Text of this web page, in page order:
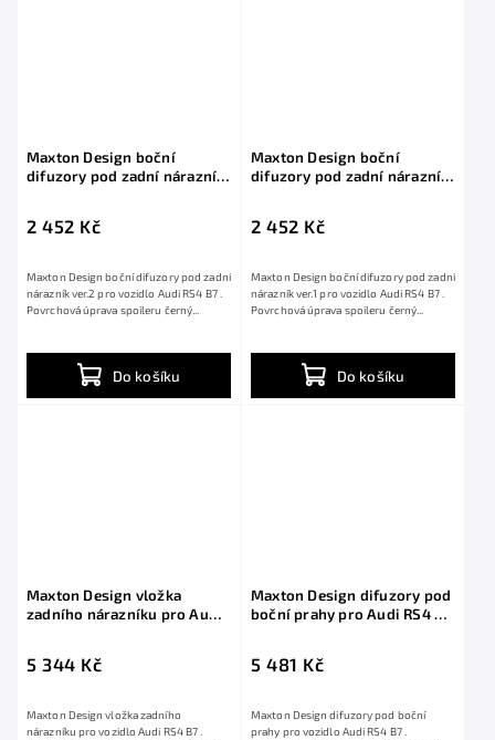
Maxton Design boční
difuzory pod zadní nárazník
2 452 Kč
Do košíku
Maxton Design boční difuzory pod zadní
nárazník ver.2 pro vozidlo Audi RS4 B7 .
Povrchová úprava spoileru černý...
Maxton Design boční
difuzory pod zadní nárazník
2 452 Kč
Do košíku
Maxton Design boční difuzory pod zadní
nárazník ver.1 pro vozidlo Audi RS4 B7 .
Povrchová úprava spoileru černý...
Maxton Design vložka
zadního nárazníku pro Audi
5 344 Kč
Maxton Design vložka zadního
nárazníku pro vozidlo Audi RS4 B7 .
Maxton Design difuzory pod
boční prahy pro Audi RS4 B7,
5 481 Kč
Maxton Design difuzory pod boční
prahy pro vozidlo Audi RS4 B7 .